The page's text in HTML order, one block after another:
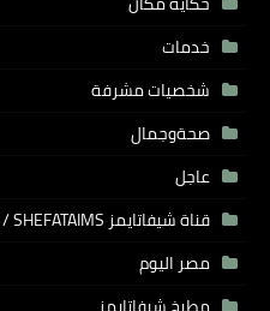
خدمات
شخصيات مشرفة
صحةوجمال
عاجل
قناة شيفاتايمز TV / SHEFATAIMS
مصر اليوم